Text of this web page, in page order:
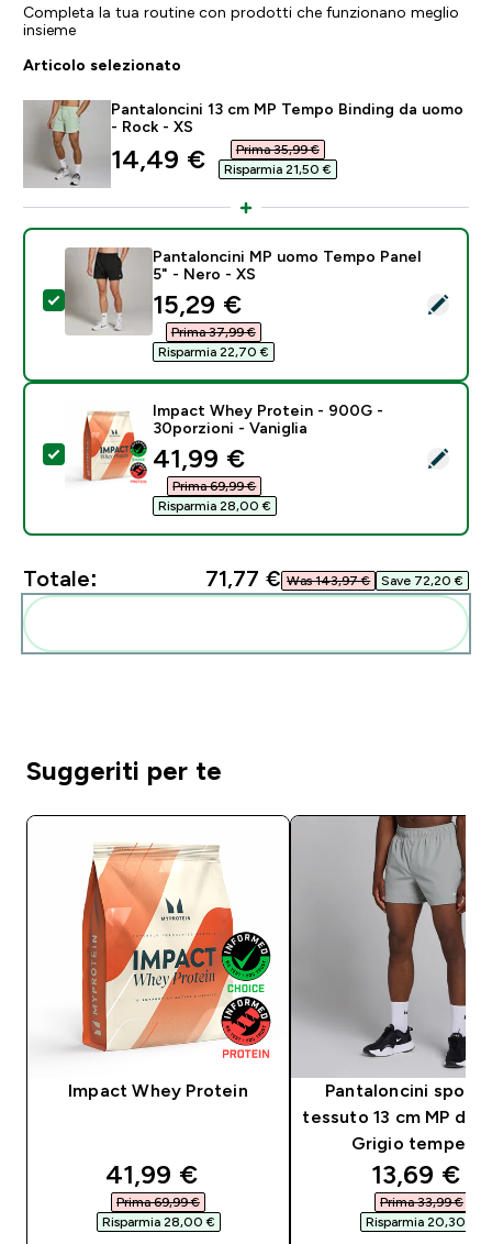
Completa la tua routine con prodotti che funzionano meglio
insieme
Articolo selezionato
Pantaloncini 13 cm MP Tempo Binding da uomo
- Rock - XS
discounted price
14,49 €‎
Prima 35,99 €‎
Risparmia 21,50 €‎
Seleziona questo prodotto - Pantaloncini MP uomo
Pantaloncini MP uomo Tempo Panel
5" - Nero - XS
discounted price
15,29 €‎
Prima 37,99 €‎
Risparmia 22,70 €‎
Seleziona questo prodotto - Impact Whey Protein -
Impact Whey Protein - 900G -
30porzioni - Vaniglia
discounted price
41,99 €‎
Prima 69,99 €‎
Risparmia 28,00 €‎
Totale: 71,77 €‎ Was 143,97 €‎ Save 72,20 €‎
Suggeriti per te
Impact Whey Protein
discounted price
41,99 €‎
Prima 69,99 €‎
Risparmia 28,00 €‎
Pantaloncini
tessuto 13 cm MP da
Grigio tempesta
13,69 €‎
Prima 33,99 €‎
Risparmia 20,30 €‎